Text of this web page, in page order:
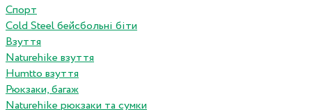
Спорт
Cold Steel бейсбольні біти
Взуття
Naturehike взуття
Humtto взуття
Рюкзаки, багаж
Naturehike рюкзаки та сумки